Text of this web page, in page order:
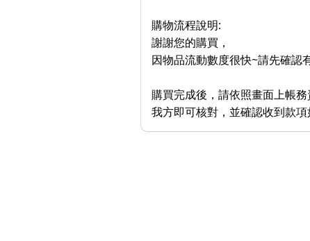
購物流程說明:
謝謝您的購買，
因物品流動數度很快~請先確認
購買完成後，請依照畫面上帳
我方即可核對，並確認收到款